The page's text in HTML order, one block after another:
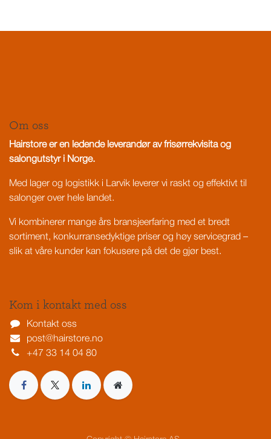
Om oss
Hairstore er en ledende leverandør av frisørrekvisita og
salongutstyr i Norge.
Med lager og logistikk i Larvik leverer vi raskt og effektivt til
salonger over hele landet.
Vi kombinerer mange års bransjeerfaring med et bredt
sortiment, konkurransedyktige priser og høy servicegrad –
slik at våre kunder kan fokusere på det de gjør best.
Kom i kontakt med oss
Kontakt oss
post@hairstore.no
+47 33 14 04 80